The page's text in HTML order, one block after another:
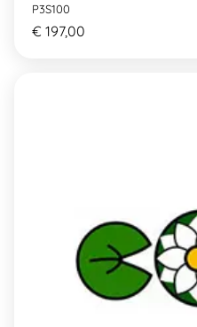
P3S100
€ 197,00